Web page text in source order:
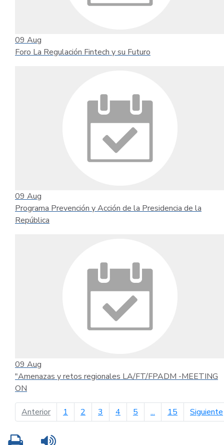
09 Aug
Foro La Regulación Fintech y su Futuro
09 Aug
Programa Prevención y Acción de la Presidencia de la
República
09 Aug
"Amenazas y retos regionales LA/FT/FPADM -MEETING
ON
Anteriorpágina anterior
1 2 3 4 5 ... 15 Siguiente
Imprimir